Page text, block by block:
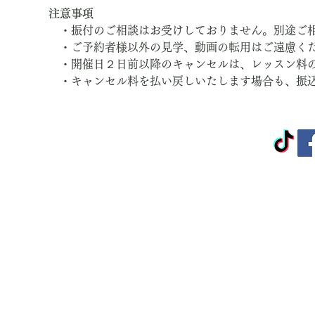
注意事項
・振付のご相談はお受けしておりません。別途ご
・ご予約者様以外の見学、動画の転用はご遠慮く
・開催日２日前以降のキャンセルは、レッスン料
・キャンセル料を払い戻しいたします場合も、振